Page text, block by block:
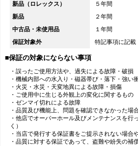
新品（ロレックス）
５年間
新品
２年間
中古品・未使用品
１年間
保証対象外
特記事項に記載
■保証の対象にならない事項
・誤ったご使用方法や、過失による故障・破損
・機械内部への水入り・磁器帯び・落下・強い
・火災・水災・天変地異による故障・損傷
・ご使用中に生じる外観上の変化に関するもの
・ゼンマイ切れによる故障
・品質及び機能上、問題を確認できなかった場
・他店でオーバーホール及びメンテナンスを行
く）
・当店で発行する保証書をご提示されない場合
・品質に対する保証であって、盗難や紛失の補